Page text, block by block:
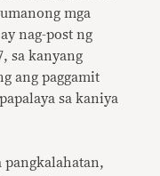
mga
nag-post ng
sa kanyang
ang paggamit
sa kaniya